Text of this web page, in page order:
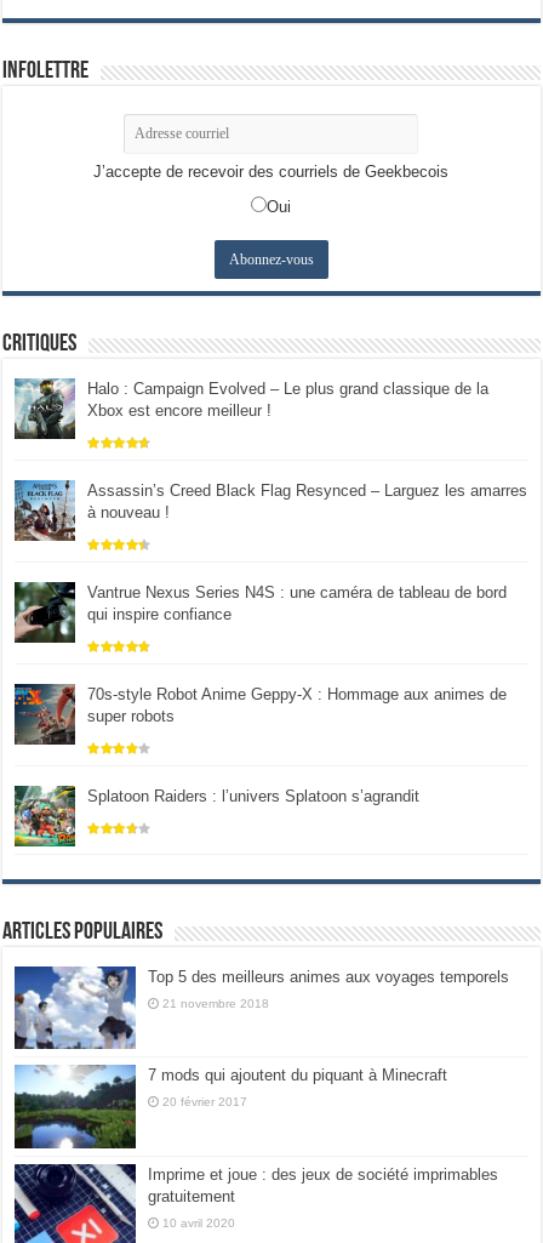
Infolettre
J’accepte de recevoir des courriels de Geekbecois
Oui
Critiques
Halo : Campaign Evolved – Le plus grand classique de la
Xbox est encore meilleur !
Assassin’s Creed Black Flag Resynced – Larguez les amarres
à nouveau !
Vantrue Nexus Series N4S : une caméra de tableau de bord
qui inspire confiance
70s-style Robot Anime Geppy-X : Hommage aux animes de
super robots
Splatoon Raiders : l’univers Splatoon s’agrandit
Articles populaires
Top 5 des meilleurs animes aux voyages temporels
21 novembre 2018
7 mods qui ajoutent du piquant à Minecraft
20 février 2017
Imprime et joue : des jeux de société imprimables
gratuitement
10 avril 2020